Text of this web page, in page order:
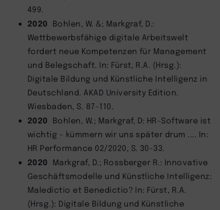
499.
2020 Bohlen, W. &; Markgraf, D.:
Wettbewerbsfähige digitale Arbeitswelt
fordert neue Kompetenzen für Management
und Belegschaft. In: Fürst, R.A. (Hrsg.):
Digitale Bildung und Künstliche Intelligenz in
Deutschland. AKAD University Edition.
Wiesbaden, S. 87-110.
2020 Bohlen, W.; Markgraf, D: HR-Software ist
wichtig – kümmern wir uns später drum .... In:
HR Performance 02/2020, S. 30-33.
2020 Markgraf, D.; Rossberger R.: Innovative
Geschäftsmodelle und Künstliche Intelligenz:
Maledictio et Benedictio? In: Fürst, R.A.
(Hrsg.): Digitale Bildung und Künstliche